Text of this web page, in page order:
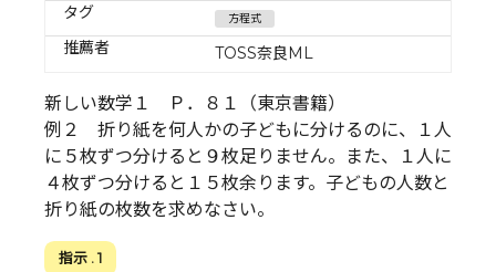
タグ 方程式
推薦者 TOSS奈良ML
新しい数学１ Ｐ．８１（東京書籍）
例２ 折り紙を何人かの子どもに分けるのに、１人
に５枚ずつ分けると９枚足りません。また、１人に
４枚ずつ分けると１５枚余ります。子どもの人数と
折り紙の枚数を求めなさい。
指示 . 1